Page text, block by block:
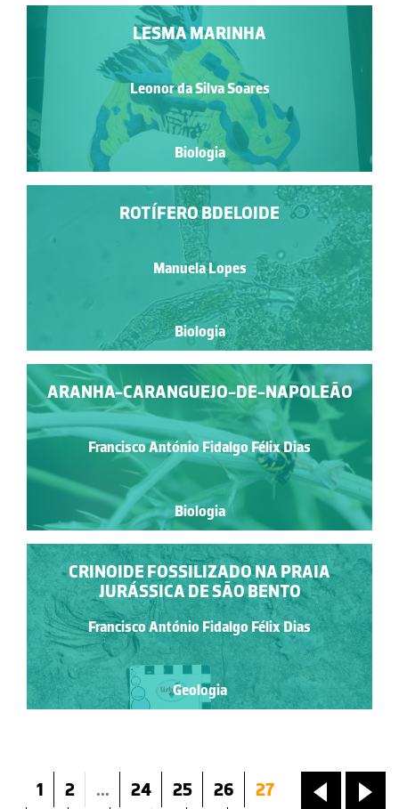
LESMA MARINHA
Leonor da Silva Soares
Biologia
ROTÍFERO BDELOIDE
Manuela Lopes
Biologia
ARANHA-CARANGUEJO-DE-NAPOLEÃO
Francisco António Fidalgo Félix Dias
Biologia
CRINOIDE FOSSILIZADO NA PRAIA
JURÁSSICA DE SÃO BENTO
Francisco António Fidalgo Félix Dias
Geologia
«
1 2 ... 24 25 26
27
»